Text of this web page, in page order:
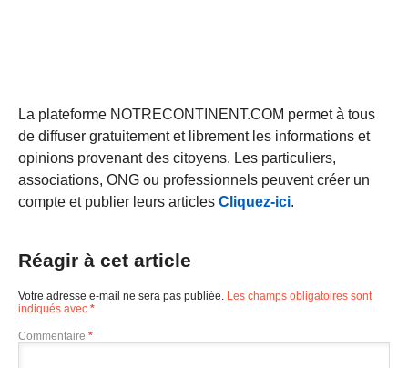
La plateforme NOTRECONTINENT.COM permet à tous
de diffuser gratuitement et librement les informations et
opinions provenant des citoyens. Les particuliers,
associations, ONG ou professionnels peuvent créer un
compte et publier leurs articles Cliquez-ici.
Réagir à cet article
Votre adresse e-mail ne sera pas publiée. Les champs obligatoires sont
indiqués avec *
Commentaire *